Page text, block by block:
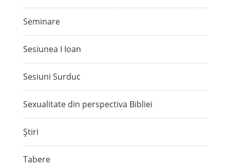
Seminare
Sesiunea I Ioan
Sesiuni Surduc
Sexualitate din perspectiva Bibliei
Știri
Tabere